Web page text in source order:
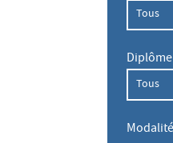
Diplôme